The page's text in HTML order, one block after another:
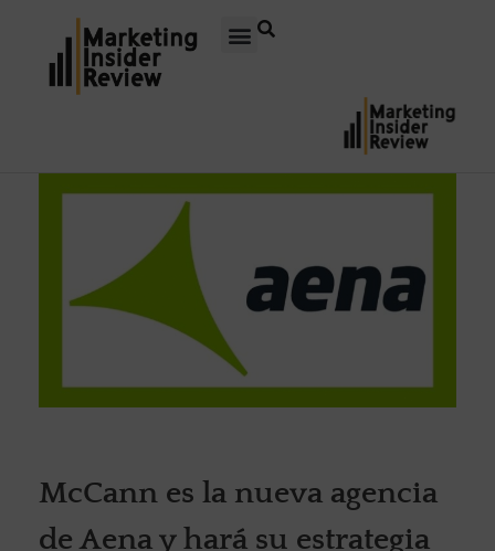
McCann es la nueva agencia
de Aena y hará su estrategia